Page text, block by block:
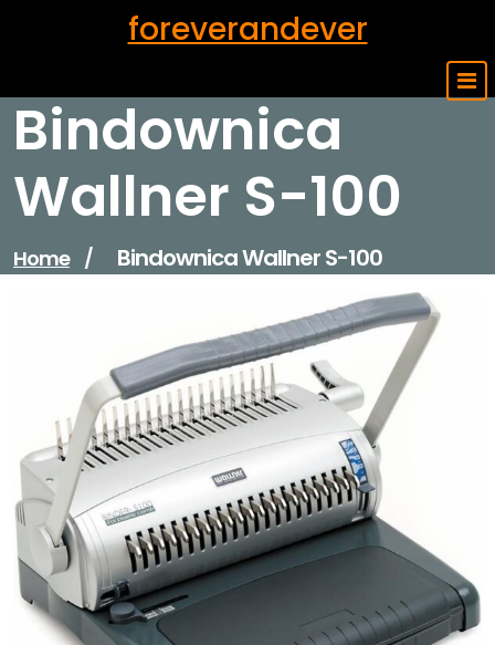
foreverandever
Bindownica
Wallner S-100
Home / Bindownica Wallner S-100